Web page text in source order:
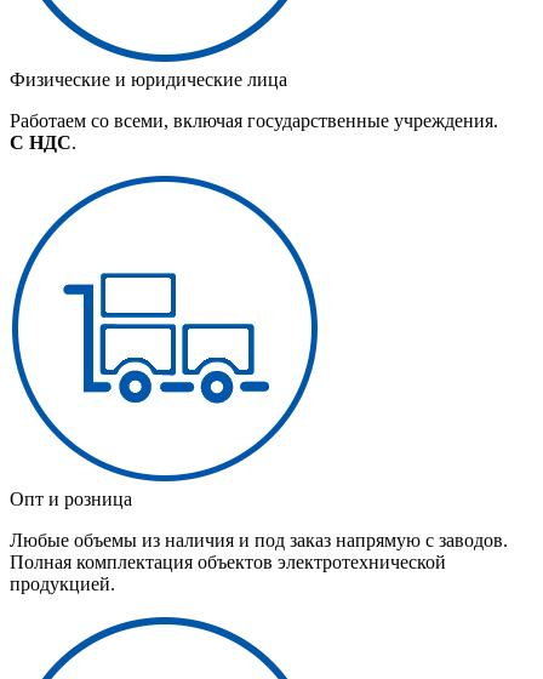
Физические и юридические лица
Работаем со всеми, включая государственные учреждения.
С НДС.
Опт и розница
Любые объемы из наличия и под заказ напрямую с заводов.
Полная комплектация объектов электротехнической
продукцией.